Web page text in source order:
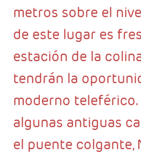
metros sobre el
de este lugar es
estación de la
tendrán la
moderno teleférico.
algunas antiguas
el puente colgante,